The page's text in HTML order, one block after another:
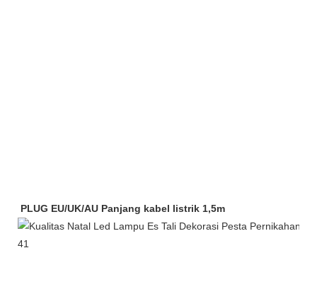
PLUG EU/UK/AU Panjang kabel listrik 1,5m